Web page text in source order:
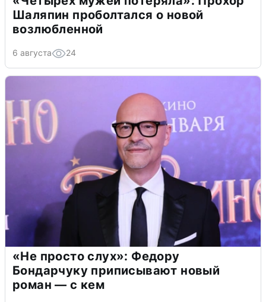
Шаляпин проболтался о новой
возлюбленной
6 августа 24
«Не просто слух»: Федору
Бондарчуку приписывают новый
роман — с кем